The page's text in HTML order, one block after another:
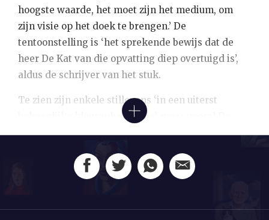
hoogste waarde, het moet zijn het medium, om
zijn visie op het doek te brengen.’ De
tentoonstelling is ‘het sprekende bewijs dat de
heer De Kat van die opvatting diep overtuigd is’,
aldus de schrijver van het stuk.
Te zien zijn enkele stillevens ‘in een uiterst
behaaglijke kleurenharmonie’, maar vooral De
Kats portretten springen eruit, waaronder dit
toneelschrijver Dirk Coster dat De Kat in 1935
maakte. Schilder en geportretteerde kenden
Kats vrouw Hans van Zijl, 23 jaar jonger dan